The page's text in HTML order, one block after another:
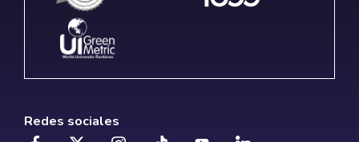
Redes sociales